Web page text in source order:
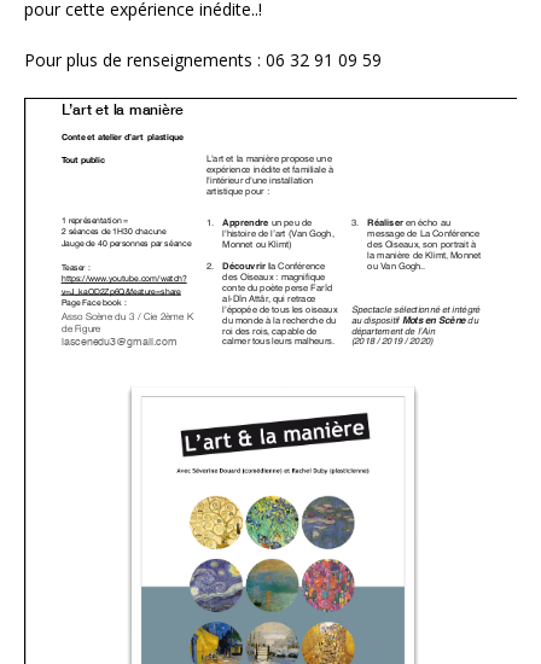
pour cette expérience inédite..!
Pour plus de renseignements : 06 32 91 09 59